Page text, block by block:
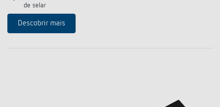
de selar
Descobrir mais